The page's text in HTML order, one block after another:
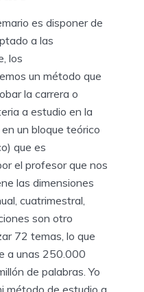
es disponer de
a las
los
un método que
la carrera o
a estudio en la
un bloque teórico
que es
el profesor que nos
las dimensiones
cuatrimestral,
son otro
72 temas, lo que
a unas 250.000
de palabras. Yo